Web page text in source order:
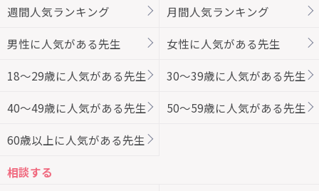
週間人気ランキング 月間人気ランキング
男性に人気がある先生 女性に人気がある先生
18～29歳に人気がある先生 30～39歳に人気がある先生
40～49歳に人気がある先生 50～59歳に人気がある先生
60歳以上に人気がある先生
相談する